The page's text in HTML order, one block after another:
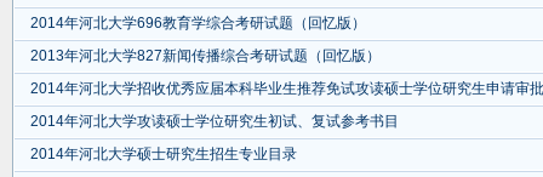
2014年河北大学696教育学综合考研试题（回忆版）
2013年河北大学827新闻传播综合考研试题（回忆版）
2014年河北大学招收优秀应届本科毕业生推荐免试攻读硕士学位研究生申请审
2014年河北大学攻读硕士学位研究生初试、复试参考书目
2014年河北大学硕士研究生招生专业目录